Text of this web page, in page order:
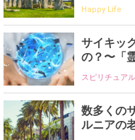
Happy Life
サイキッ
の？〜「
スピリチュアル
数多くの
ルニアの